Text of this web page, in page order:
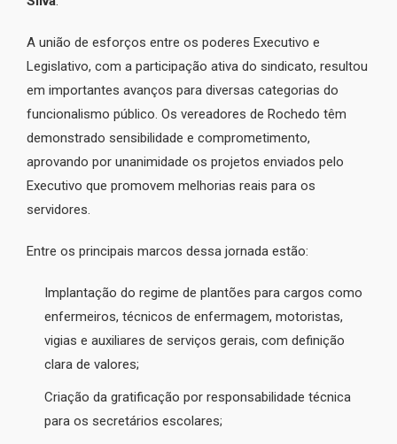
A união de esforços entre os poderes Executivo e
Legislativo, com a participação ativa do sindicato, resultou
em importantes avanços para diversas categorias do
funcionalismo público. Os vereadores de Rochedo têm
demonstrado sensibilidade e comprometimento,
aprovando por unanimidade os projetos enviados pelo
Executivo que promovem melhorias reais para os
servidores.
Entre os principais marcos dessa jornada estão:
Implantação do regime de plantões para cargos como
enfermeiros, técnicos de enfermagem, motoristas,
vigias e auxiliares de serviços gerais, com definição
clara de valores;
Criação da gratificação por responsabilidade técnica
para os secretários escolares;